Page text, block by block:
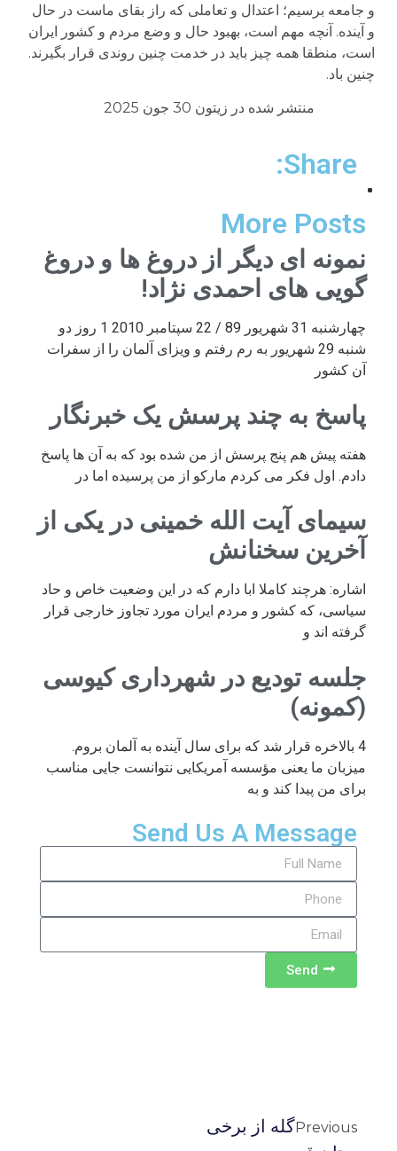
و جامعه برسیم؛ اعتدال و تعاملی که راز بقای ماست در حال
و آینده. آنچه مهم است، بهبود حال و وضع مردم و کشور ایران
است، منطقا همه چیز باید در خدمت چنین روندی قرار بگیرند.
چنین باد.
منتشر شده در زیتون 30 جون 2025
Share:
More Posts
نمونه ای دیگر از دروغ ها و دروغ
گویی های احمدی نژاد!
چهارشنبه 31 شهریور 89 / 22 سپتامبر 2010 1 روز دو
شنبه 29 شهریور به رم رفتم و ویزای آلمان را از سفرات
آن کشور
پاسخ به چند پرسش یک خبرنگار
هفته پیش هم پنج پرسش از من شده بود که به آن ها پاسخ
دادم. اول فکر می کردم مارکو از من پرسیده اما در
سیمای آیت الله خمینی در یکی از
آخرین سخنانش
اشاره: هرچند کاملا ابا دارم که در این وضعیت خاص و حاد
سیاسی، که کشور و مردم ایران مورد تجاوز خارجی قرار
گرفته اند و
جلسه تودیع در شهرداری کیوسی
(کمونه)
4 بالاخره قرار شد که برای سال آینده به آلمان بروم.
میزبان ما یعنی مؤسسه آمریکایی نتوانست جایی مناسب
برای من پیدا کند و به
Send Us A Message
Send
Previousگله از برخی